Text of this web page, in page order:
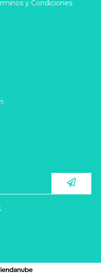
y Condiciones